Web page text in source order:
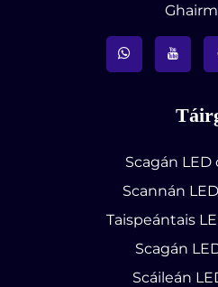
Scagán LED
Scannán
Taispeántais
Scagán
Scáileán